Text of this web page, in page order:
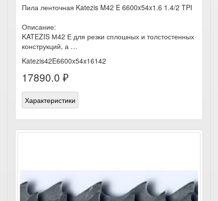
Пила ленточная Katezis M42 E 6600x54x1.6 1.4/2 TPI
Описание:
KATEZIS М42 Е для резки сплошных и толстостенных
конструкций, а …
Katezis42E6600x54x16142
17890.0 ₽
Характеристики